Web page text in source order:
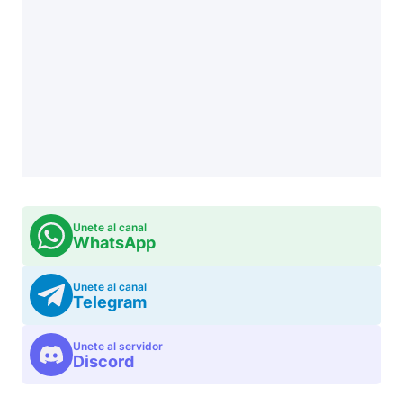
Unete al canal
WhatsApp
Unete al canal
Telegram
Unete al servidor
Discord